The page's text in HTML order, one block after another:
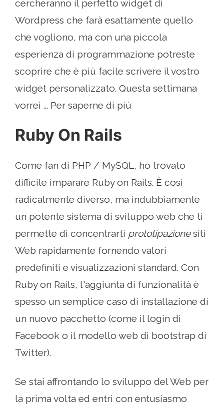
cercheranno il perfetto widget di
Wordpress che farà esattamente quello
che vogliono, ma con una piccola
esperienza di programmazione potreste
scoprire che è più facile scrivere il vostro
widget personalizzato. Questa settimana
vorrei ... Per saperne di più
Ruby On Rails
Come fan di PHP / MySQL, ho trovato
difficile imparare Ruby on Rails. È così
radicalmente diverso, ma indubbiamente
un potente sistema di sviluppo web che ti
permette di concentrarti prototipazionesiti
Web rapidamente fornendo valori
predefiniti e visualizzazioni standard. Con
Ruby on Rails, l'aggiunta di funzionalità è
spesso un semplice caso di installazione di
un nuovo pacchetto (come il login di
Facebook o il modello web di bootstrap di
Twitter).
Se stai affrontando lo sviluppo del Web per
la prima volta ed entri con entusiasmo